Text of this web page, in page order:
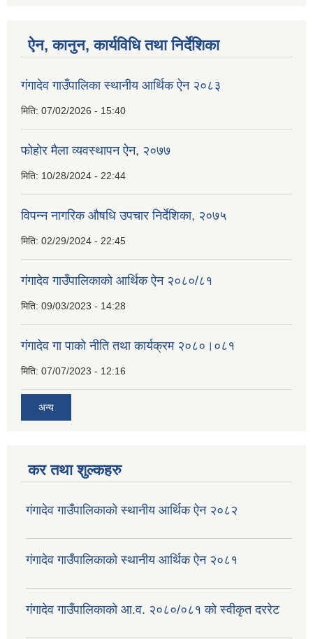
ऐन, कानुन, कार्यविधि तथा निर्देशिका
गंगादेव गाउँपालिका स्थानीय आर्थिक ऐन २०८३
मिति: 07/02/2026 - 15:40
फोहोर मैला व्यवस्थापन ऐन, २०७७
मिति: 10/28/2024 - 22:44
विपन्न नागरिक औषधि उपचार निर्देशिका, २०७५
मिति: 02/29/2024 - 22:45
गंगादेव गाउँपालिकाको आर्थिक ऐन २०८०/८१
मिति: 09/03/2023 - 14:28
गंगादेव गा पाको नीति तथा कार्यक्रम २०८०।०८१
मिति: 07/07/2023 - 12:16
अन्य
कर तथा शुल्कहरु
गंगादेव गाउँपालिकाको स्थानीय आर्थिक ऐन २०८२
गंगादेव गाउँपालिकाको स्थानीय आर्थिक ऐन २०८१
गंगादेव गाउँपालिकाको आ.व. २०८०/०८१ को स्वीकृत दररेट